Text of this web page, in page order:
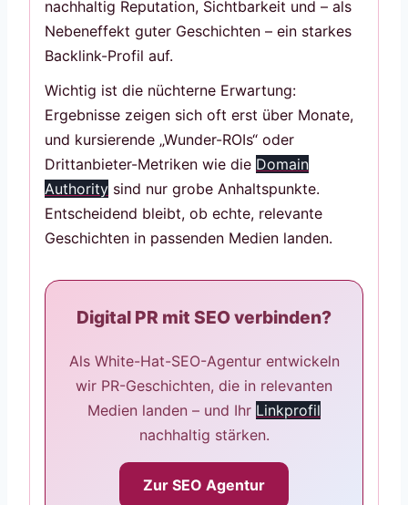
nachhaltig Reputation, Sichtbarkeit und – als
Nebeneffekt guter Geschichten – ein starkes
Backlink-Profil auf.
Wichtig ist die nüchterne Erwartung:
Ergebnisse zeigen sich oft erst über Monate,
und kursierende „Wunder-ROIs“ oder
Drittanbieter-Metriken wie die Domain
Authority sind nur grobe Anhaltspunkte.
Entscheidend bleibt, ob echte, relevante
Geschichten in passenden Medien landen.
Digital PR mit SEO verbinden?
Als White-Hat-SEO-Agentur entwickeln
wir PR-Geschichten, die in relevanten
Medien landen – und Ihr Linkprofil
nachhaltig stärken.
Zur SEO Agentur